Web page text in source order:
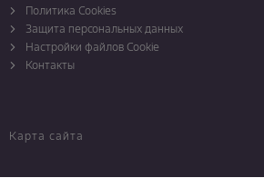
Политика Cookies
Защита персональных данных
Настройки файлов Cookie
Контакты
Карта сайта